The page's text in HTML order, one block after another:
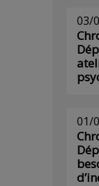
03/
01/